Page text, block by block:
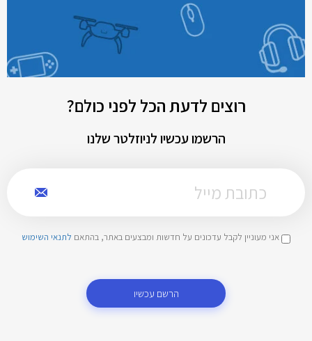
רוצים לדעת הכל לפני כולם?
הרשמו עכשיו לניוזלטר שלנו
אני מעוניין לקבל עדכונים על חדשות ומבצעים באתר, בהתאם לתנאי השימוש
הרשם עכשיו